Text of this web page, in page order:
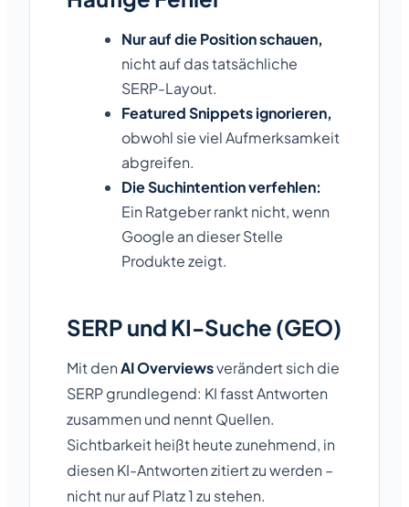
Nur auf die Position schauen,
nicht auf das tatsächliche
SERP-Layout.
Featured Snippets ignorieren,
obwohl sie viel Aufmerksamkeit
abgreifen.
Die Suchintention verfehlen:
Ein Ratgeber rankt nicht, wenn
Google an dieser Stelle
Produkte zeigt.
SERP und KI-Suche (GEO)
Mit denAI Overviewsverändert sich die
SERP grundlegend: KI fasst Antworten
zusammen und nennt Quellen.
Sichtbarkeit heißt heute zunehmend, in
diesen KI-Antworten zitiert zu werden –
nicht nur auf Platz 1 zu stehen.